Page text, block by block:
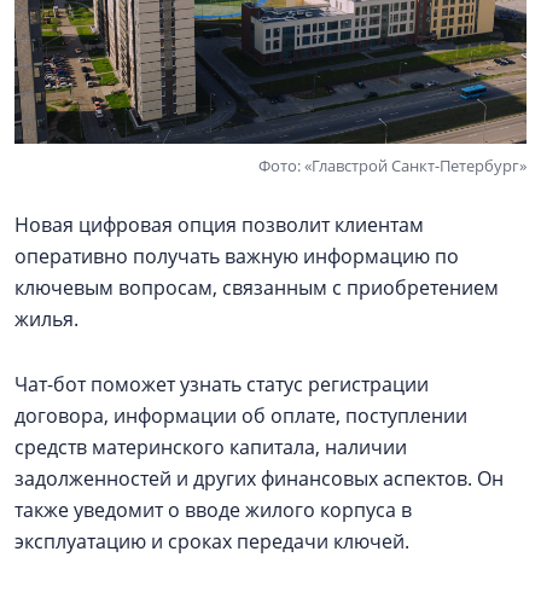
Фото: «Главстрой Санкт-Петербург»
Новая цифровая опция позволит клиентам
оперативно получать важную информацию по
ключевым вопросам, связанным с приобретением
жилья.
Чат-бот поможет узнать статус регистрации
договора, информации об оплате, поступлении
средств материнского капитала, наличии
задолженностей и других финансовых аспектов. Он
также уведомит о вводе жилого корпуса в
эксплуатацию и сроках передачи ключей.